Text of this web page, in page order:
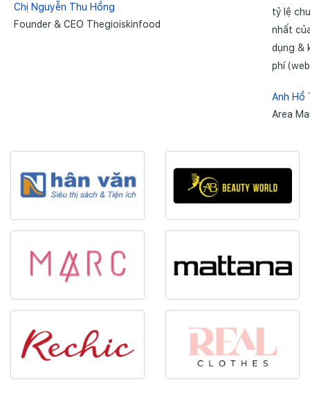
Chị Nguyễn Thu Hồng
Founder & CEO Thegioiskinfood
tỷ lệ
nhất
dụng &
phí
Anh Hồ
Area